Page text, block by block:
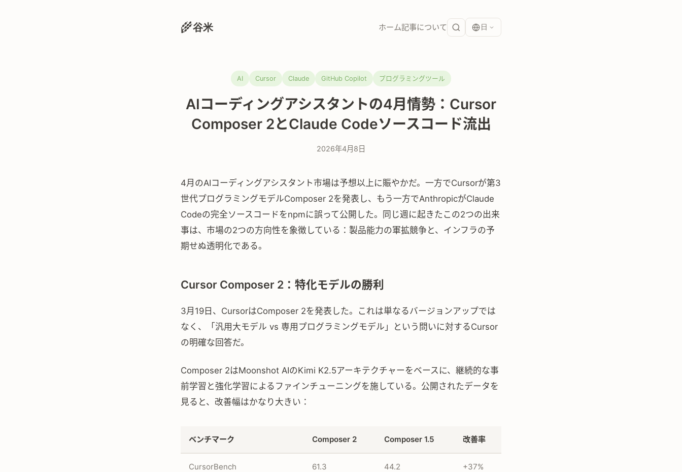
🌾谷米 ホーム記事について 日
AI Cursor Claude GitHub Copilot プログラミングツール
AIコーディングアシスタントの4月情勢：Cursor
Composer 2とClaude Codeソースコード流出
2026年4月8日
4月のAIコーディングアシスタント市場は予想以上に賑やかだ。一方でCursorが第3
世代プログラミングモデルComposer 2を発表し、もう一方でAnthropicがClaude
Codeの完全ソースコードをnpmに誤って公開した。同じ週に起きたこの2つの出来
事は、市場の2つの方向性を象徴している：製品能力の軍拡競争と、インフラの予
期せぬ透明化である。
Cursor Composer 2：特化モデルの勝利
3月19日、CursorはComposer 2を発表した。これは単なるバージョンアップでは
なく、「汎用大モデル vs 専用プログラミングモデル」という問いに対するCursor
の明確な回答だ。
Composer 2はMoonshot AIのKimi K2.5アーキテクチャーをベースに、継続的な事
前学習と強化学習によるファインチューニングを施している。公開されたデータを
見ると、改善幅はかなり大きい：
ベンチマーク Composer 2 Composer 1.5 改善率
CursorBench 61.3 44.2 +37%